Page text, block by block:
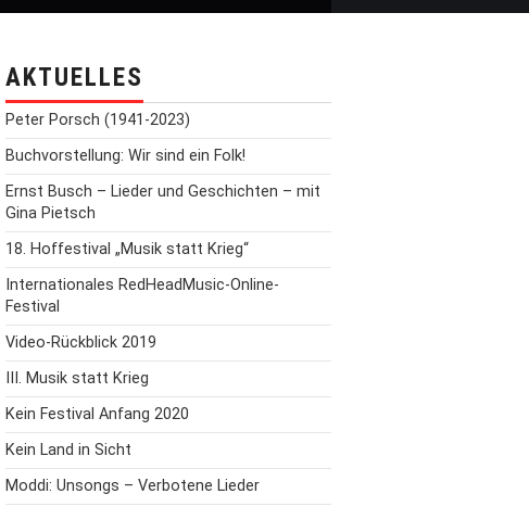
AKTUELLES
Peter Porsch (1941-2023)
Buchvorstellung: Wir sind ein Folk!
Ernst Busch – Lieder und Geschichten – mit
Gina Pietsch
18. Hoffestival „Musik statt Krieg“
Internationales RedHeadMusic-Online-
Festival
Video-Rückblick 2019
III. Musik statt Krieg
Kein Festival Anfang 2020
Kein Land in Sicht
Moddi: Unsongs – Verbotene Lieder